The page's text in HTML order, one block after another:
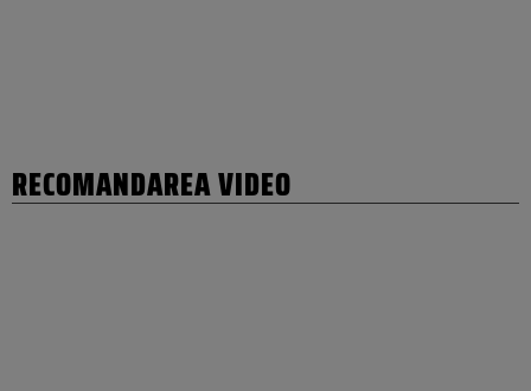
RECOMANDAREA VIDEO